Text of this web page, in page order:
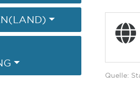
Quelle: